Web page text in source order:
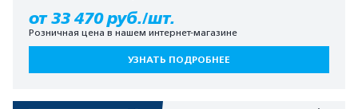
от 33 470 руб./шт.
Розничная цена в нашем интернет-магазине
УЗНАТЬ ПОДРОБНЕЕ